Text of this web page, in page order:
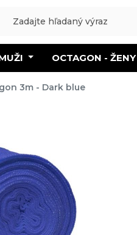
OCTAGON - ŽENY
3m - Dark blue